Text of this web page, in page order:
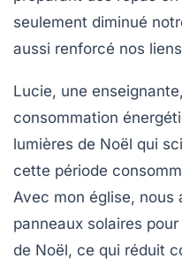
seulement diminué
aussi renforcé nos
Lucie, une
consommation
lumières de Noël qui
cette période
Avec mon église, nous
panneaux solaires
de Noël, ce qui réduit